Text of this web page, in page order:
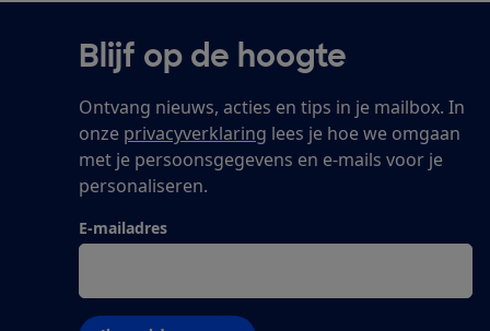
Blijf op de hoogte
Ontvang nieuws, acties en tips in je mailbox. In
onze privacyverklaring lees je hoe we omgaan
met je persoonsgegevens en e-mails voor je
personaliseren.
E-mailadres